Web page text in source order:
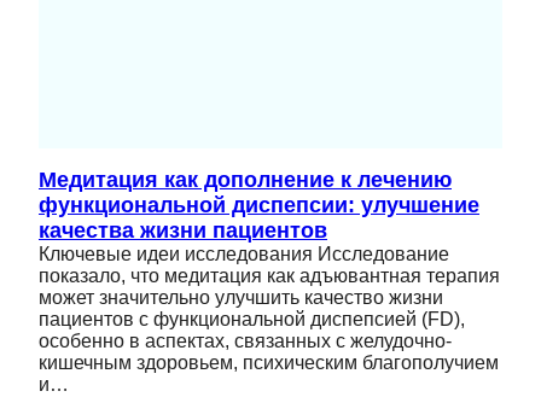
Медитация как дополнение к лечению
функциональной диспепсии: улучшение
качества жизни пациентов
Ключевые идеи исследования Исследование
показало, что медитация как адъювантная терапия
может значительно улучшить качество жизни
пациентов с функциональной диспепсией (FD),
особенно в аспектах, связанных с желудочно-
кишечным здоровьем, психическим благополучием
и…